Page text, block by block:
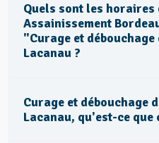
Quels sont les horaires
Assainissement
"Curage et
Lacanau ?
Curage et débouchage
Lacanau, qu'est-ce que